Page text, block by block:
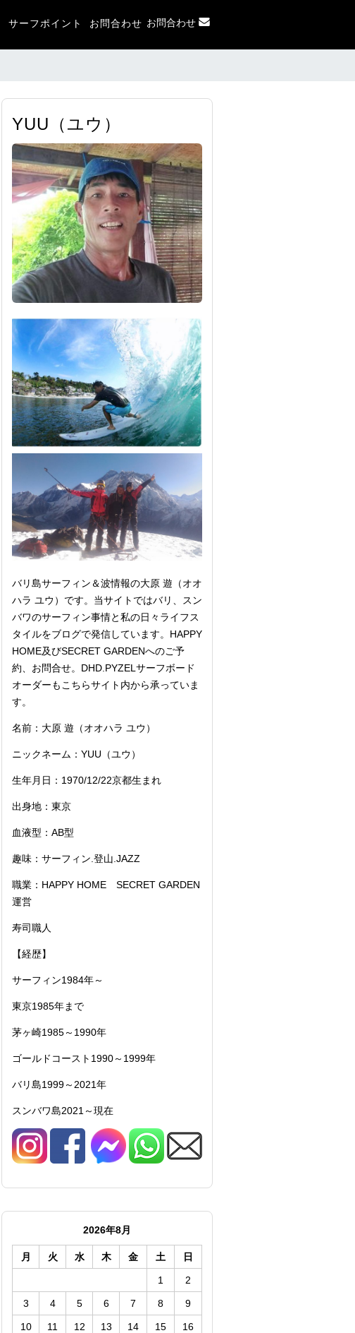
サーフポイント お問合わせ お問合わせ
YUU（ユウ）
バリ島サーフィン＆波情報の大原 遊（オオ
ハラ ユウ）です。当サイトではバリ、スン
バワのサーフィン事情と私の日々ライフス
タイルをブログで発信しています。HAPPY
HOME及びSECRET GARDENへのご予
約、お問合せ。DHD.PYZELサーフボード
オーダーもこちらサイト内から承っていま
す。
名前：大原 遊（オオハラ ユウ）
ニックネーム：YUU（ユウ）
生年月日：1970/12/22京都生まれ
出身地：東京
血液型：AB型
趣味：サーフィン.登山.JAZZ
職業：HAPPY HOME SECRET GARDEN
運営
寿司職人
【経歴】
サーフィン1984年～
東京1985年まで
茅ヶ崎1985～1990年
ゴールドコースト1990～1999年
バリ島1999～2021年
スンバワ島2021～現在
2026年8月
月 火 水 木 金 土 日
1 2
3 4 5 6 7 8 9
10 11 12 13 14 15 16